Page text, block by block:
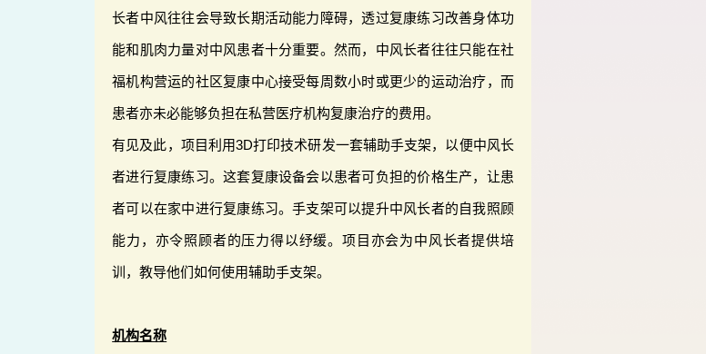
长者中风往往会导致长期活动能力障碍，透过复康练习改善身体功
能和肌肉力量对中风患者十分重要。然而，中风长者往往只能在社
福机构营运的社区复康中心接受每周数小时或更少的运动治疗，而
患者亦未必能够负担在私营医疗机构复康治疗的费用。
有见及此，项目利用3D打印技术研发一套辅助手支架，以便中风长
者进行复康练习。这套复康设备会以患者可负担的价格生产，让患
者可以在家中进行复康练习。手支架可以提升中风长者的自我照顾
能力，亦令照顾者的压力得以纾缓。项目亦会为中风长者提供培
训，教导他们如何使用辅助手支架。
机构名称